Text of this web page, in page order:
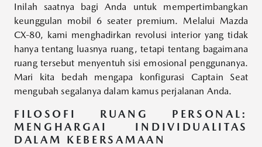
Inilah saatnya bagi Anda untuk mempertimbangkan
keunggulan mobil 6 seaterpremium. Melalui Mazda
CX-80, kami menghadirkan revolusi interior yang tidak
hanya tentang luasnya ruang, tetapi tentang bagaimana
ruang tersebut menyentuh sisi emosional penggunanya.
Mari kita bedah mengapa konfigurasi Captain Seat
mengubah segalanya dalam kamus perjalanan Anda.
FILOSOFI RUANG PERSONAL:
MENGHARGAI INDIVIDUALITAS
DALAM KEBERSAMAAN